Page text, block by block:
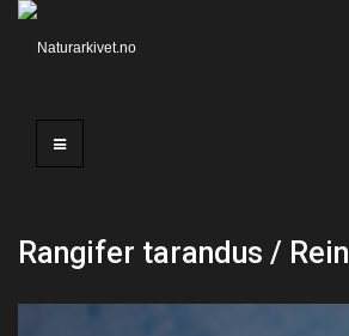
Rangifer tarandus / Rein